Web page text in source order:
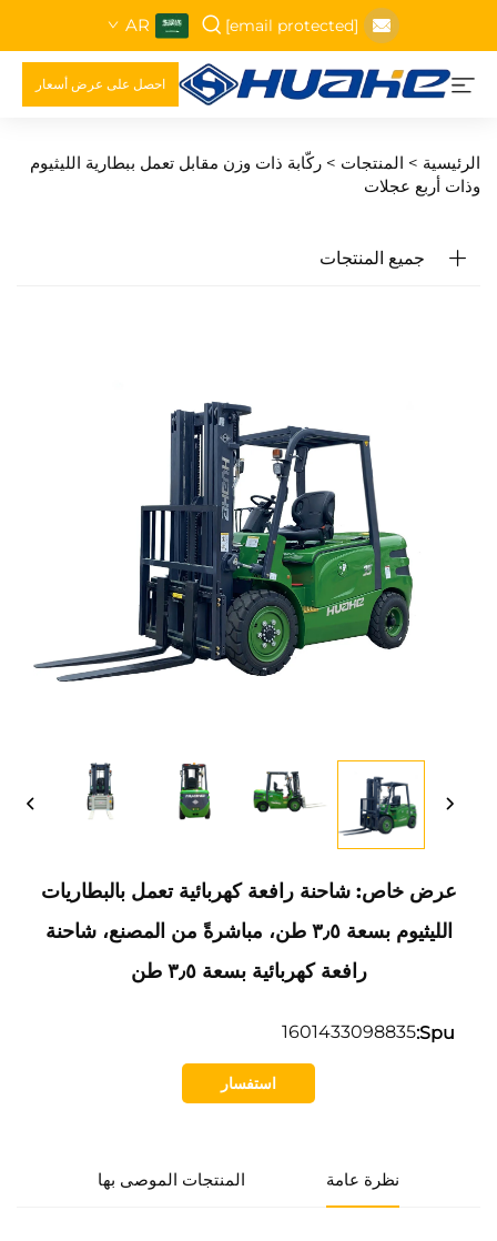
[email protected]
AR
احصل على عرض أسعار
الرئيسية > المنتجات > ركّابة ذات وزن مقابل تعمل ببطارية الليثيوم
وذات أربع عجلات
جميع المنتجات
عرض خاص: شاحنة رافعة كهربائية تعمل بالبطاريات
الليثيوم بسعة ٣٫٥ طن، مباشرةً من المصنع، شاحنة
رافعة كهربائية بسعة ٣٫٥ طن
Spu:
1601433098835
استفسار
نظرة عامة المنتجات الموصى بها